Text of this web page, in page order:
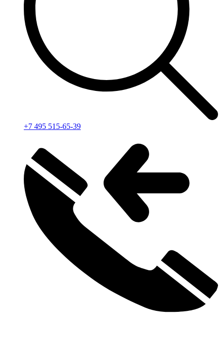
+7 495 515-65-39